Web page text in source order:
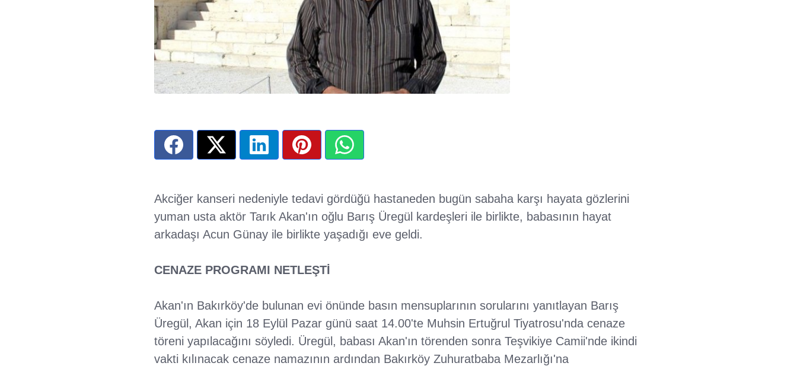
Akciğer kanseri nedeniyle tedavi gördüğü hastaneden bugün sabaha karşı hayata gözlerini
yuman usta aktör Tarık Akan'ın oğlu Barış Üregül kardeşleri ile birlikte, babasının hayat
arkadaşı Acun Günay ile birlikte yaşadığı eve geldi.
CENAZE PROGRAMI NETLEŞTİ
Akan'ın Bakırköy'de bulunan evi önünde basın mensuplarının sorularını yanıtlayan Barış
Üregül, Akan için 18 Eylül Pazar günü saat 14.00'te Muhsin Ertuğrul Tiyatrosu'nda cenaze
töreni yapılacağını söyledi. Üregül, babası Akan'ın törenden sonra Teşvikiye Camii'nde ikindi
vakti kılınacak cenaze namazının ardından Bakırköy Zuhuratbaba Mezarlığı'na